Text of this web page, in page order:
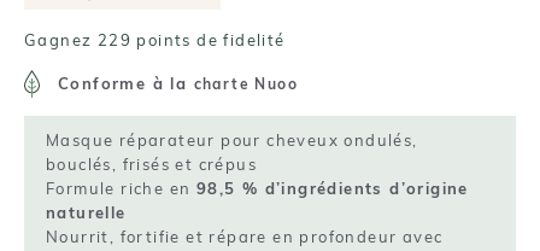
Gagnez 229 points de fidelité
Conforme à la charte Nuoo
Masque réparateur pour cheveux ondulés,
bouclés, frisés et crépus
Formule riche en 98,5 % d’ingrédients d’origine
naturelle
Nourrit, fortifie et répare en profondeur avec